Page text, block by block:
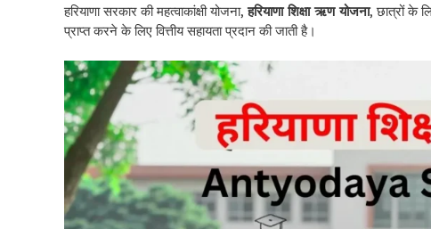
हरियाणा सरकार की महत्वाकांक्षी योजना,हरियाणा शिक्षा ऋण योजना, छात्रों के
प्राप्त करने के लिए वित्तीय सहायता प्रदान की जाती है।